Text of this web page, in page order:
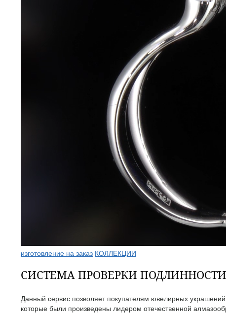
изготовление на заказ КОЛЛЕКЦИИ
СИСТЕМА ПРОВЕРКИ
Данный сервис позволяет покупателям ювелирных
которые были произведены лидером отечественной